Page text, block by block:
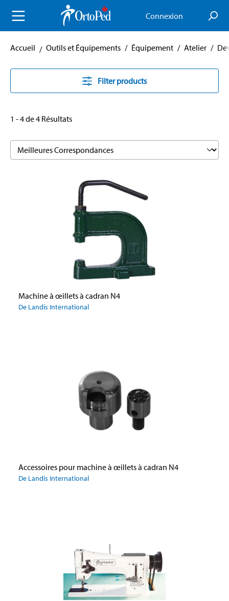
principal Connexion
Accueil Outils et Équipements / Équipement / Atelier /
Filter products
1 - 4 de 4 Résultats
Machine à œillets à cadran N4
De Landis International
Accessoires pour machine à œillets à cadran N4
De Landis International